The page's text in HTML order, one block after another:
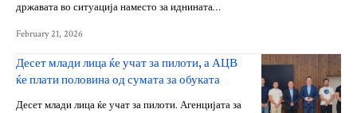
државата во ситуација наместо за иднината…
February 21, 2026
Десет млади лица ќе учат за пилоти, а АЦВ
ќе плати половина од сумата за обуката
Десет млади лица ќе учат за пилоти. Агенцијата за